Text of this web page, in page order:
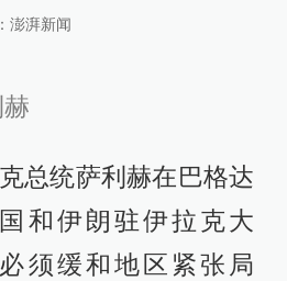
澎湃新闻
总统萨利赫在巴格达
和伊朗驻伊拉克大
须缓和地区紧张局